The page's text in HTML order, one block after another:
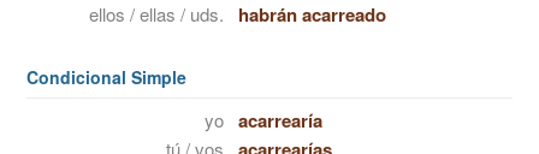
ellos / ellas / uds. habrán acarreado
Condicional Simple
yo acarrearía
tú / vos